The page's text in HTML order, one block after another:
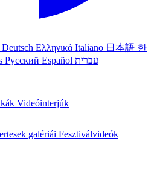
Deutsch Ελληνικά Italiano 日本語 한
Русский Español עברית
Videóinterjúk
galériái Fesztiválvideók